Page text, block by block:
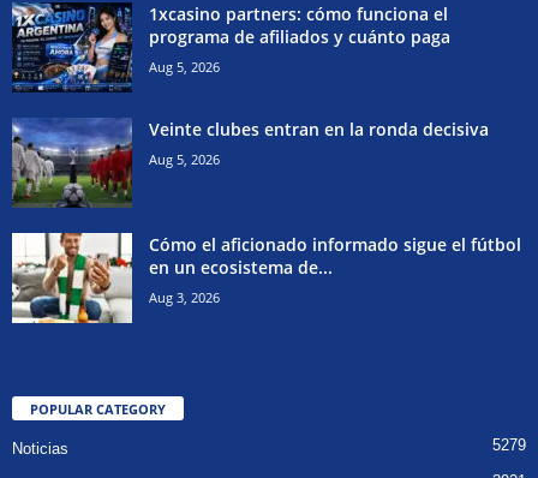
1xcasino partners: cómo funciona el
programa de afiliados y cuánto paga
Aug 5, 2026
Veinte clubes entran en la ronda decisiva
Aug 5, 2026
Cómo el aficionado informado sigue el fútbol
en un ecosistema de...
Aug 3, 2026
POPULAR CATEGORY
Noticias 5279